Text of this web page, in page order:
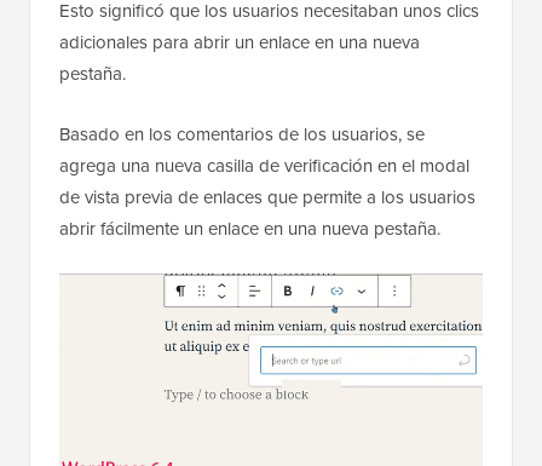
Esto significó que los usuarios necesitaban unos clics
adicionales para abrir un enlace en una nueva
pestaña.
Basado en los comentarios de los usuarios, se
agrega una nueva casilla de verificación en el modal
de vista previa de enlaces que permite a los usuarios
abrir fácilmente un enlace en una nueva pestaña.